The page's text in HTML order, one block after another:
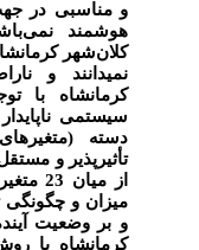
و مناسبی در
هوشمند
کلان‌شهر
نمی­دانند و
کرمانشاه با
سیستمی ناپایدار
دسته (متغیرهای
تأثیرپذیر و
از
میزان و چگونگی
و بر وضعیت
کرمانشاه با